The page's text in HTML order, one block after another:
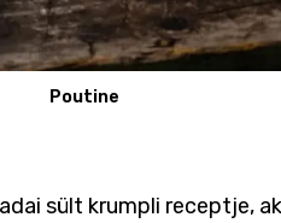
Poutine
sült krumpli receptje,